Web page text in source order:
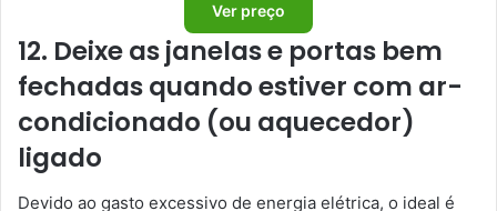
Ver preço
12. Deixe as janelas e portas bem
fechadas quando estiver com ar-
condicionado (ou aquecedor)
ligado
Devido ao gasto excessivo de energia elétrica, o ideal é